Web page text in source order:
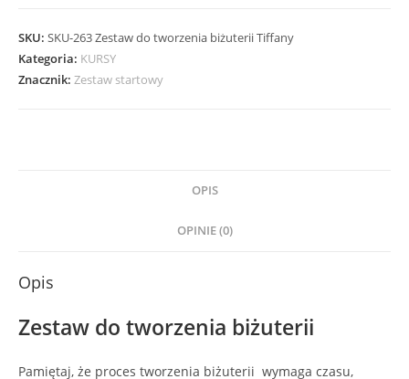
SKU: SKU-263 Zestaw do tworzenia biżuterii Tiffany
Kategoria: KURSY
Znacznik: Zestaw startowy
OPIS
OPINIE (0)
Opis
Zestaw do tworzenia biżuterii
Pamiętaj, że proces tworzenia biżuterii wymaga czasu,